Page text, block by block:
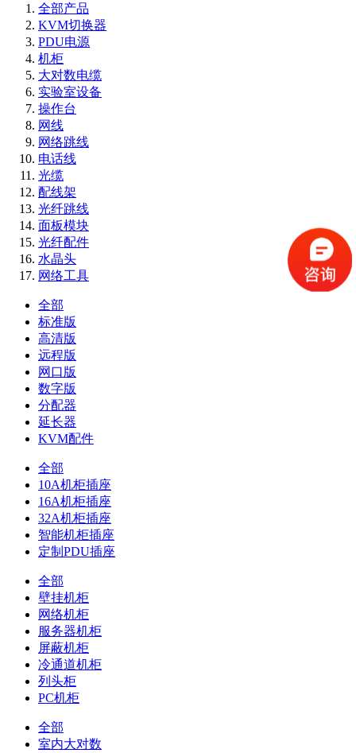
全部产品
KVM切换器
PDU电源
机柜
大对数电缆
实验室设备
操作台
网线
网络跳线
电话线
光缆
配线架
光纤跳线
面板模块
光纤配件
水晶头
网络工具
全部
标准版
高清版
远程版
网口版
数字版
分配器
延长器
KVM配件
全部
10A机柜插座
16A机柜插座
32A机柜插座
智能机柜插座
定制PDU插座
全部
壁挂机柜
网络机柜
服务器机柜
屏蔽机柜
冷通道机柜
列头柜
PC机柜
全部
室内大对数